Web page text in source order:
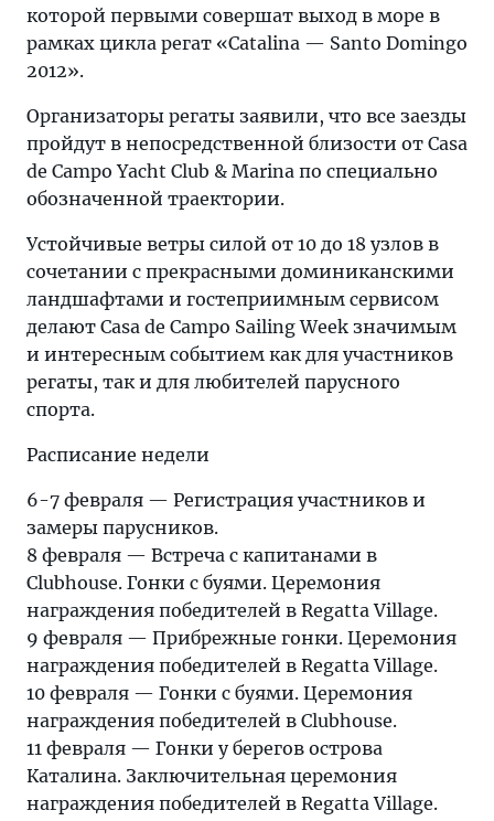
которой первыми совершат выход в море в
рамках цикла регат «Catalina — Santo Domingo
2012».
Организаторы регаты заявили, что все заезды
пройдут в непосредственной близости от Casa
de Campo Yacht Club & Marina по специально
обозначенной траектории.
Устойчивые ветры силой от 10 до 18 узлов в
сочетании с прекрасными доминиканскими
ландшафтами и гостеприимным сервисом
делают Casa de Campo Sailing Week значимым
и интересным событием как для участников
регаты, так и для любителей парусного
спорта.
Расписание недели
6-7 февраля — Регистрация участников и
замеры парусников.
8 февраля — Встреча с капитанами в
Clubhouse. Гонки с буями. Церемония
награждения победителей в Regatta Village.
9 февраля — Прибрежные гонки. Церемония
награждения победителей в Regatta Village.
10 февраля — Гонки с буями. Церемония
награждения победителей в Clubhouse.
11 февраля — Гонки у берегов острова
Каталина. Заключительная церемония
награждения победителей в Regatta Village.